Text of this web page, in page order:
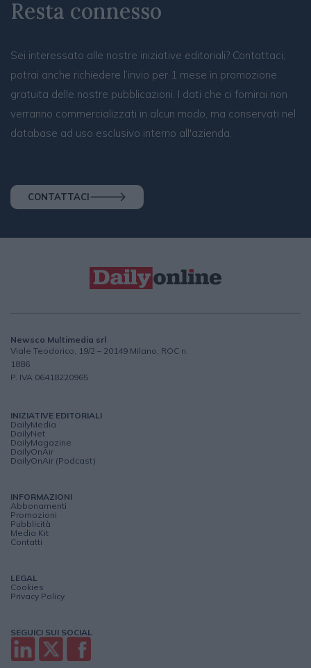
Resta connesso
Sei interessato alle nostre iniziative editoriali? Contattaci,
potrai anche richiedere l’invio per 1 mese in promozione
gratuita delle nostre pubblicazioni. I dati che ci fornirai non
verranno commercializzati in alcun modo, ma conservati nel
database ad uso esclusivo interno all'azienda.
CONTATTACI
Newsco Multimedia srl
Viale Teodorico, 19/2 – 20149 Milano, ROC n.
1886
P. IVA 06418220965
INIZIATIVE EDITORIALI
DailyMedia
DailyNet
DailyMagazine
DailyOnAir
DailyOnAir (Podcast)
INFORMAZIONI
Abbonamenti
Promozioni
Pubblicità
Media Kit
Contatti
LEGAL
Cookies
Privacy Policy
SEGUICI SUI SOCIAL